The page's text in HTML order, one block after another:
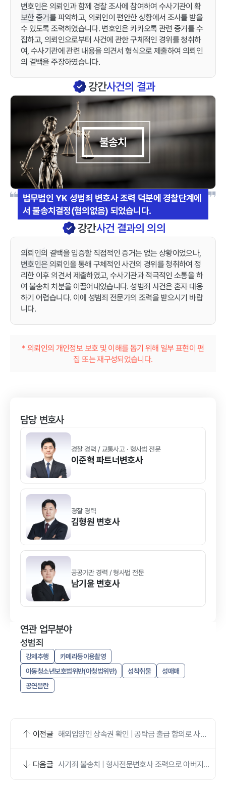
변호인은 의뢰인과 함께 경찰 조사에 참여하여 수사기관이 확
보한 증거를 파악하고, 의뢰인이 편안한 상황에서 조사를 받을
수 있도록 조력하였습니다. 변호인은 카카오톡 관련 증거를 수
집하고, 의뢰인으로부터 사건에 관한 구체적인 경위를 청취하
여, 수사기관에 관련 내용을 의견서 형식으로 제출하여 의뢰인
의 결백을 주장하였습니다.
강간사건의 결과
불송치
법무법인 YK 성범죄 변호사 조력 덕분에 경찰단계에
서 불송치결정(혐의없음) 되었습니다.
강간사건 결과의 의의
의뢰인의 결백을 입증할 직접적인 증거는 없는 상황이었으나,
변호인은 의뢰인을 통해 구체적인 사건의 경위를 청취하여 정
리한 이후 의견서 제출하였고, 수사기관과 적극적인 소통을 하
여 불송치 처분을 이끌어내었습니다. 성범죄 사건은 혼자 대응
하기 어렵습니다. 이에 성범죄 전문가의 조력을 받으시기 바랍
니다.
* 의뢰인의 개인정보 보호 및 이해를 돕기 위해 일부 표현이 편
집 또는 재구성되었습니다.
담당 변호사
경찰 경력 / 교통사고 · 형사법 전문
이준혁 파트너변호사
경찰 경력
김형원 변호사
공공기관 경력 / 형사법 전문
남기윤 변호사
연관 업무분야
성범죄
강제추행
카메라등이용촬영
아동청소년보호법위반(아청법위반)
성착취물
성매매
공연음란
이전글 해외입양인 상속권 확인 | 공탁금 출급 합의로 사망
다음글 사기죄 불송치 | 형사전문변호사 조력으로 아버지의